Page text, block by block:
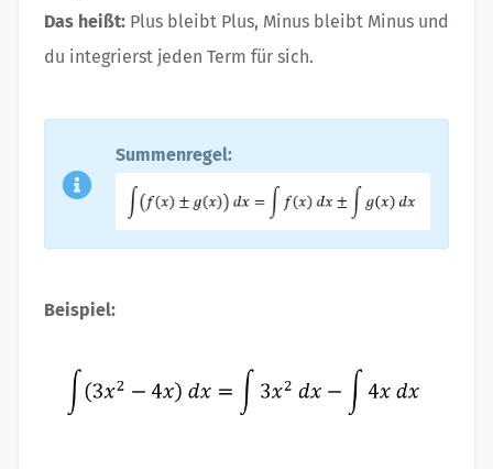
Das heißt: Plus bleibt Plus, Minus bleibt Minus und
du integrierst jeden Term für sich.
Summenregel:
Beispiel: